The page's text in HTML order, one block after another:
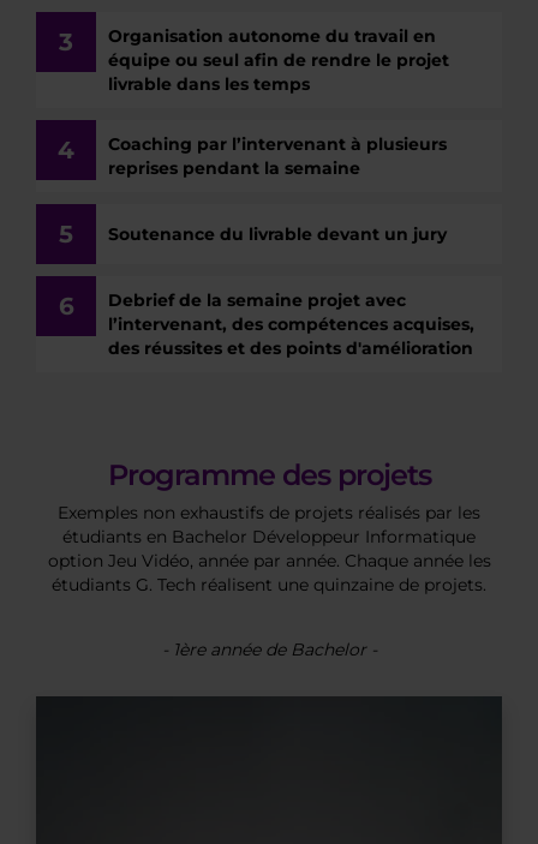
3
Organisation autonome du travail en
équipe ou seul afin de rendre le projet
livrable dans les temps
4
Coaching par l’intervenant à plusieurs
reprises pendant la semaine
5 Soutenance du livrable devant un jury
6
Debrief de la semaine projet avec
l’intervenant, des compétences acquises,
des réussites et des points d'amélioration
Programme des projets
Exemples non exhaustifs de projets réalisés par les
étudiants en Bachelor Développeur Informatique
option Jeu Vidéo, année par année. Chaque année les
étudiants G. Tech réalisent une quinzaine de projets.
- 1ère année de Bachelor -